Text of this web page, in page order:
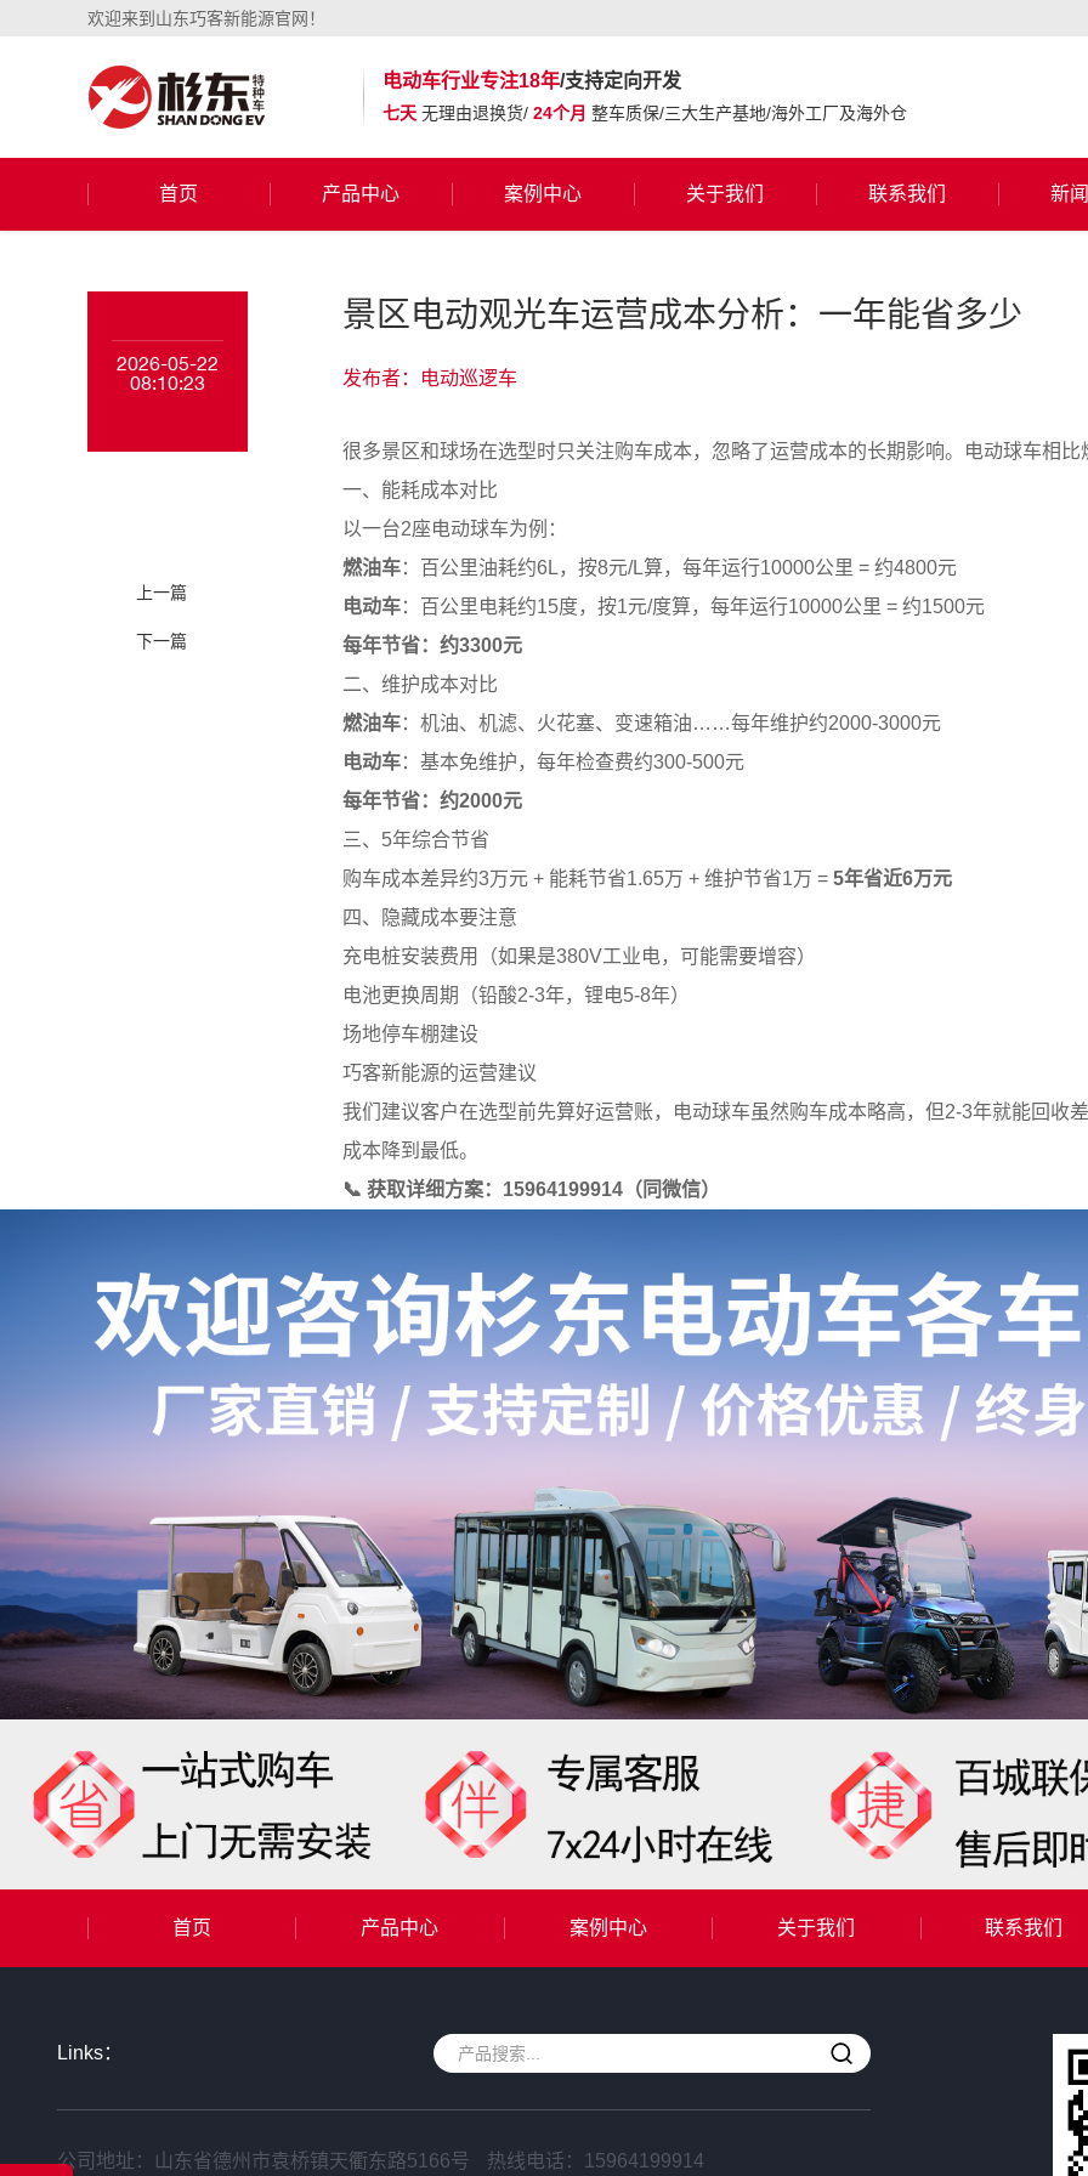
欢迎来到山东巧客新能源官网！
电动车行业专注18年/支持定向开发
七天 无理由退换货/ 24个月 整车质保/三大生产基地/海外工厂及海外仓
首页 产品中心 案例中心 关于我们 联系我们 新
2026-05-22
08:10:23
上一篇
下一篇
景区电动观光车运营成本分析：一年能省多少
发布者：电动巡逻车
很多景区和球场在选型时只关注购车成本，忽略了运营成本的长期影响。电动球车相
一、能耗成本对比
以一台2座电动球车为例：
燃油车：百公里油耗约6L，按8元/L算，每年运行10000公里 = 约4800元
电动车：百公里电耗约15度，按1元/度算，每年运行10000公里 = 约1500元
每年节省：约3300元
二、维护成本对比
燃油车：机油、机滤、火花塞、变速箱油……每年维护约2000-3000元
电动车：基本免维护，每年检查费约300-500元
每年节省：约2000元
三、5年综合节省
购车成本差异约3万元 + 能耗节省1.65万 + 维护节省1万 = 5年省近6万元
四、隐藏成本要注意
充电桩安装费用（如果是380V工业电，可能需要增容）
电池更换周期（铅酸2-3年，锂电5-8年）
场地停车棚建设
巧客新能源的运营建议
我们建议客户在选型前先算好运营账，电动球车虽然购车成本略高，但2-3年就能回收
成本降到最低。
📞 获取详细方案：15964199914（同微信）
首页 产品中心 案例中心 关于我们 联系我们
Links：
公司地址：山东省德州市袁桥镇天衢东路5166号 热线电话： 15964199914